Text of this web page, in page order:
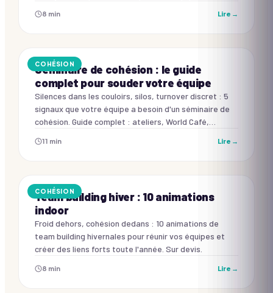
8 min Lire →
COHÉSION
Séminaire de cohésion : le guide
complet pour souder votre équipe
Silences dans les couloirs, silos, turnover discret : 5
signaux que votre équipe a besoin d'un séminaire de
cohésion. Guide complet : ateliers, World Café,
11 min Lire →
COHÉSION
Team building hiver : 10 animations
indoor
Froid dehors, cohésion dedans : 10 animations de
team building hivernales pour réunir vos équipes et
créer des liens forts toute l'année. Sur devis.
8 min Lire →